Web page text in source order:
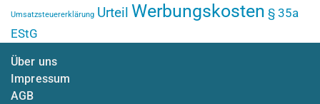
Umsatzsteuererklärung Urteil Werbungskosten § 35a
EStG
Über uns
Impressum
AGB